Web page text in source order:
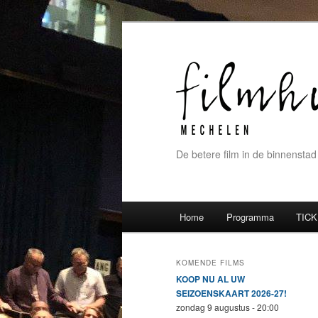
De betere film in de binnenstad
Spring naar de primaire
Spring naar de secundaire
Home Programma
KOMENDE FILMS
KOOP NU AL UW
SEIZOENSKAART 2026-27!
zondag 9 augustus - 20:00